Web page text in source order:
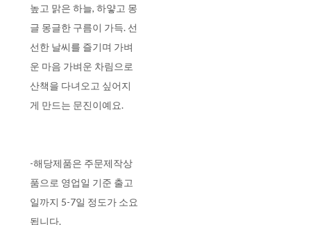
높고 맑은 하늘, 하얗고 몽
글 몽글한 구름이 가득. 선
선한 날씨를 즐기며 가벼
운 마음 가벼운 차림으로
산책을 다녀오고 싶어지
게 만드는 문진이예요.
-해당제품은 주문제작상
품으로 영업일 기준 출고
일까지 5-7일 정도가 소요
됩니다.